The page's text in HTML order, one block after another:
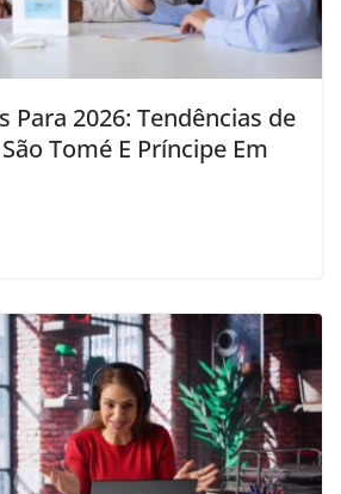
Para 2026: Tendências de
Tomé E Príncipe Em